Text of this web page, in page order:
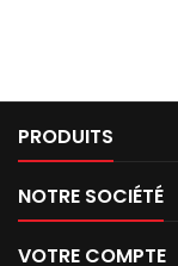
PRODUITS
NOTRE SOCIÉTÉ
VOTRE COMPTE